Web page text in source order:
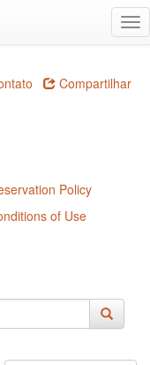
Compartilhar
Policy
of Use